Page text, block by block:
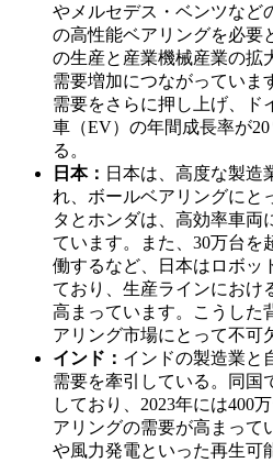
やメルセデス・ベンツなど
の高性能ベアリングを必要
の生産と産業機械産業の拡
需要増加につながっていま
需要をさらに押し上げ、ド
車（EV）の年間成長率が
る。
日本： 日本は、高度な製造
れ、ボールベアリングにと
タとホンダは、高効率車両
ています。また、30万台を
働するなど、日本はロボッ
ており、生産ラインにおけ
高まっています。こうした
アリング市場にとって不可
インド： インドの製造業と
需要を牽引している。同国
しており、2023年には400
アリングの需要が高まって
や風力発電といった再生可